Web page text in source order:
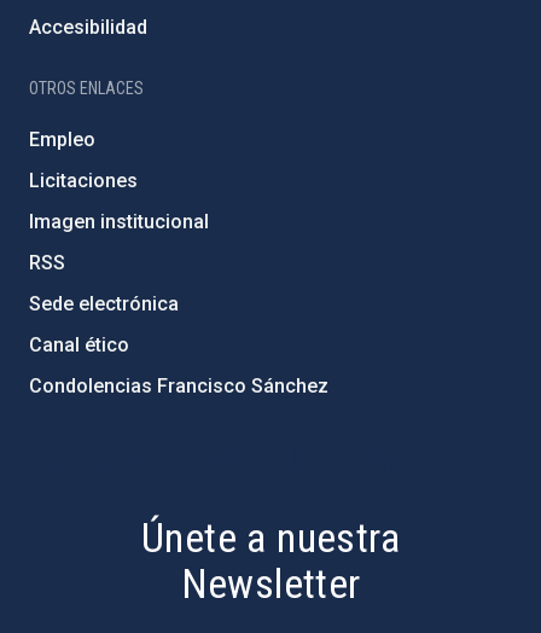
Accesibilidad
OTROS ENLACES
Empleo
Licitaciones
Imagen institucional
RSS
Sede electrónica
Canal ético
Condolencias Francisco Sánchez
Únete a nuestra
Newsletter